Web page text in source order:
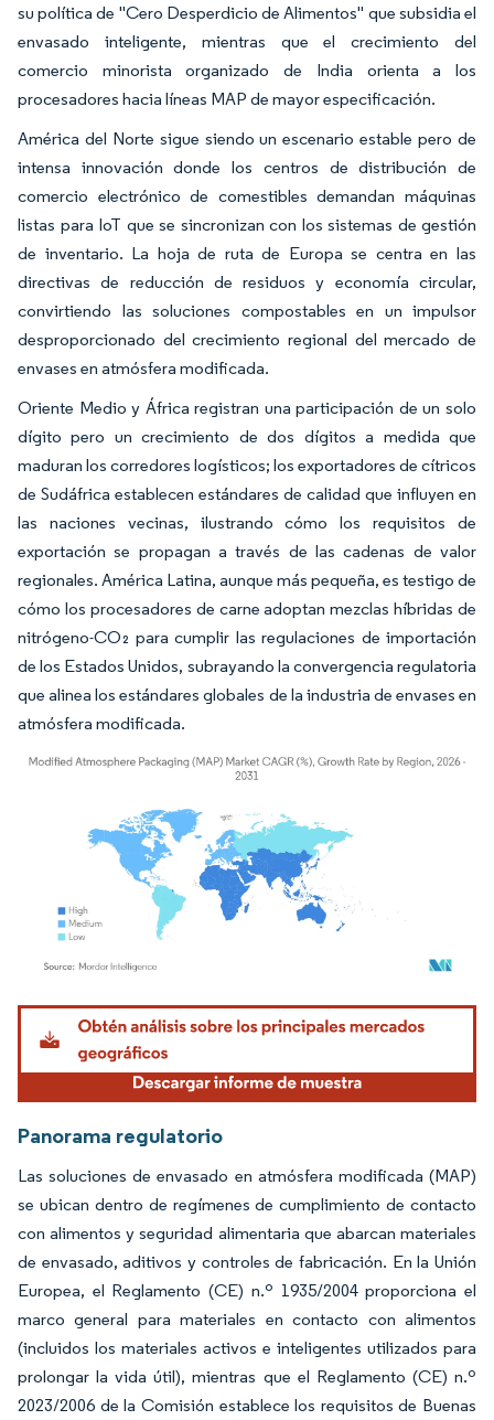
su política de "Cero Desperdicio de Alimentos" que subsidia el
envasado inteligente, mientras que el crecimiento del
comercio minorista organizado de India orienta a los
procesadores hacia líneas MAP de mayor especificación.
América del Norte sigue siendo un escenario estable pero de
intensa innovación donde los centros de distribución de
comercio electrónico de comestibles demandan máquinas
listas para IoT que se sincronizan con los sistemas de gestión
de inventario. La hoja de ruta de Europa se centra en las
directivas de reducción de residuos y economía circular,
convirtiendo las soluciones compostables en un impulsor
desproporcionado del crecimiento regional del mercado de
envases en atmósfera modificada.
Oriente Medio y África registran una participación de un solo
dígito pero un crecimiento de dos dígitos a medida que
maduran los corredores logísticos; los exportadores de cítricos
de Sudáfrica establecen estándares de calidad que influyen en
las naciones vecinas, ilustrando cómo los requisitos de
exportación se propagan a través de las cadenas de valor
regionales. América Latina, aunque más pequeña, es testigo de
cómo los procesadores de carne adoptan mezclas híbridas de
nitrógeno-CO₂ para cumplir las regulaciones de importación
de los Estados Unidos, subrayando la convergencia regulatoria
que alinea los estándares globales de la industria de envases en
atmósfera modificada.
Imagen © Mordor Intelligence. El uso requiere atribución según CC BY 4.0.
Panorama regulatorio
Las soluciones de envasado en atmósfera modificada (MAP)
se ubican dentro de regímenes de cumplimiento de contacto
con alimentos y seguridad alimentaria que abarcan materiales
de envasado, aditivos y controles de fabricación. En la Unión
Europea, el Reglamento (CE) n.º 1935/2004 proporciona el
marco general para materiales en contacto con alimentos
(incluidos los materiales activos e inteligentes utilizados para
prolongar la vida útil), mientras que el Reglamento (CE) n.º
2023/2006 de la Comisión establece los requisitos de Buenas